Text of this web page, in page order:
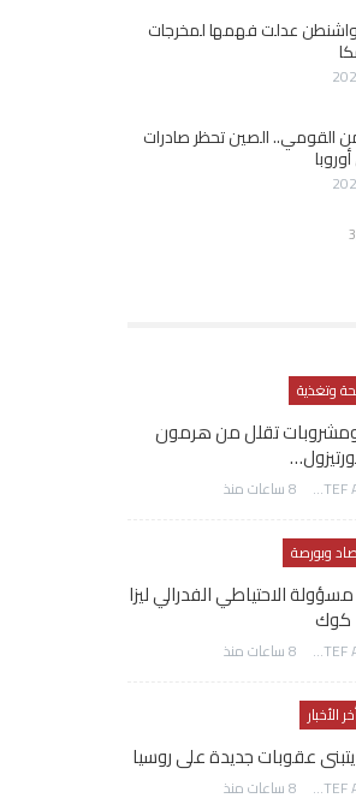
عدلت فهمها لمخرجات
القومي.. الصين تحظر صادرات
وتغذية
ومشروبات تقلل من هرمون
AWATEF ABDELHAMED 8 ساعات منذ
وبورصة
الاحتياطي الفدرالي ليزا
كوك
AWATEF ABDELHAMED 8 ساعات منذ
الأخبار
عقوبات جديدة على روسيا
AWATEF ABDELHAMED 8 ساعات منذ